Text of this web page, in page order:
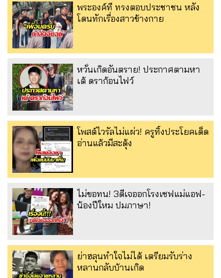
พระองค์ที ทรงตอบประชาชน หลัง
โดนทักเรื่องสาวข้างกาย
หวั่นเกิดอันตราย! ประกาศตามหา
เต้ ดราก้อนไฟว์
โพสต์ไวรัลไม่แผ่ว! ครูทิ้งประโยคเด็ด
อ่านแล้วมีสะดุ้ง
ไม่ขอทน! 3ดีเจออกโรงเซฟแม่แอฟ-
น้องปีใหม ปมภาษา!
ย่าฮลุนทำใจไม่ได้ เตรียมรับร่าง
หลานกลับบ้านเกิด